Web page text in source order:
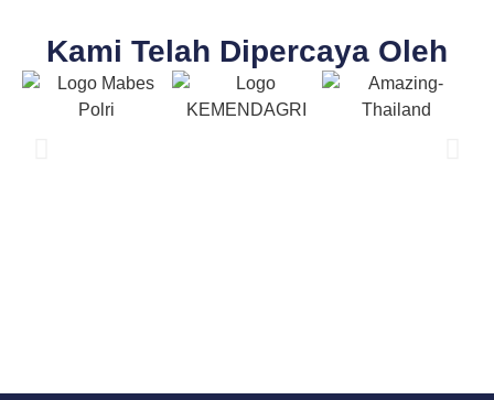
Kami Telah Dipercaya Oleh